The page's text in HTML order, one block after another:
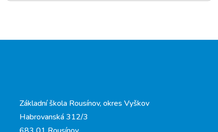
Základní škola Rousínov, okres Vyškov
Habrovanská 312/3